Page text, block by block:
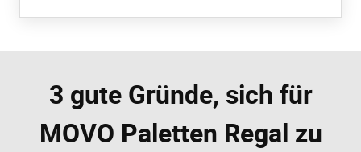
3 gute Gründe, sich für
MOVO Paletten Regal zu